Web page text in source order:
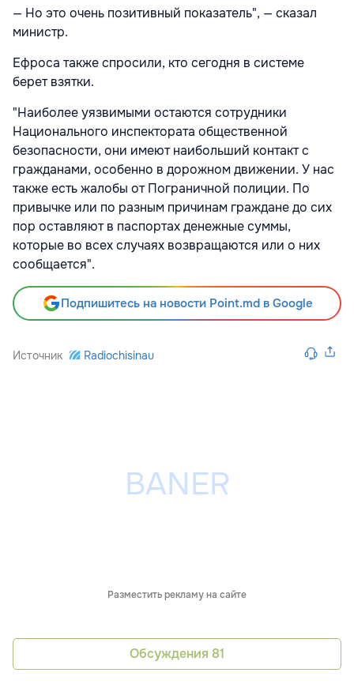
— Но это очень позитивный показатель", — сказал
министр.
Ефроса также спросили, кто сегодня в системе
берет взятки.
"Наиболее уязвимыми остаются сотрудники
Национального инспектората общественной
безопасности, они имеют наибольший контакт с
гражданами, особенно в дорожном движении. У нас
также есть жалобы от Пограничной полиции. По
привычке или по разным причинам граждане до сих
пор оставляют в паспортах денежные суммы,
которые во всех случаях возвращаются или о них
сообщается".
Подпишитесь на новости Point.md в Google
Источник Radiochisinau
Разместить рекламу на сайте
Обсуждения 81